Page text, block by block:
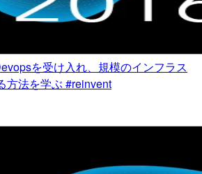
を受け入れ、規模のインフラス
方法を学ぶ #reinvent